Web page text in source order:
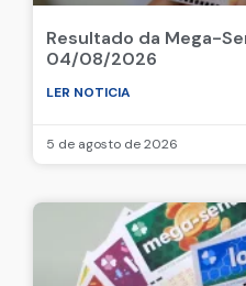
Resultado da Mega-
04/08/2026
LER NOTICIA
5 de agosto de 2026